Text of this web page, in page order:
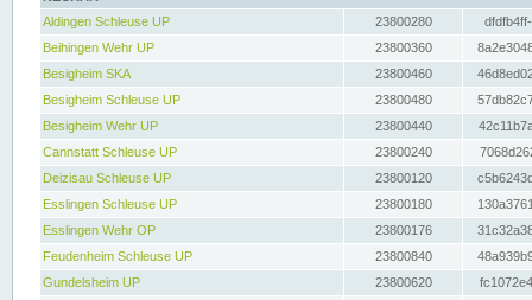
Aldingen Schleuse UP
23800280
Beihingen Wehr UP
23800360
Besigheim SKA
23800460
Besigheim Schleuse UP
23800480
Besigheim Wehr UP
23800440
Cannstatt Schleuse UP
23800240
Deizisau Schleuse UP
23800120
Esslingen Schleuse UP
23800180
Esslingen Wehr OP
23800176
Feudenheim Schleuse UP
23800840
Gundelsheim UP
23800620